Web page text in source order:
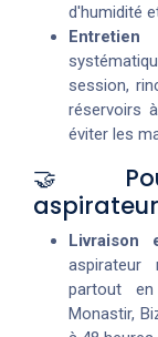
d'humidité
session,
réservoirs
éviter les
🤝
Livraison
aspirateur
partout
Monastir,